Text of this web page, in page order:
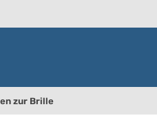
zur Brille